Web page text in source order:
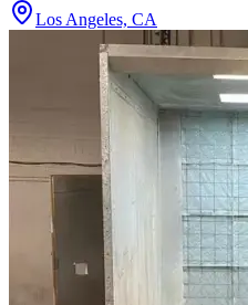
Los Angeles, CA